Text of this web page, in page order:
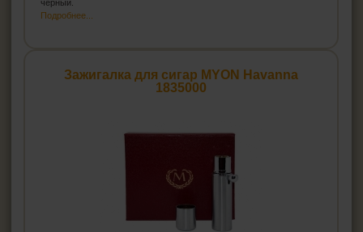
черный.
Подробнее...
Зажигалка для сигар MYON Havanna
1835000